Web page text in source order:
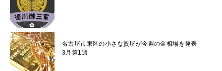
名古屋市東区の小さな質屋が今週の金相場を発表
3月第1週